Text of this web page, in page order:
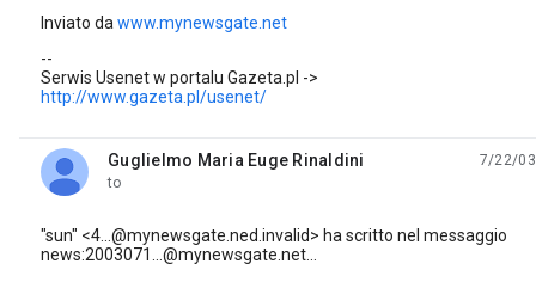
Inviato da www.mynewsgate.net
--
Serwis Usenet w portalu Gazeta.pl ->
http://www.gazeta.pl/usenet/
Guglielmo Maria Euge Rinaldini
unread,
7/22/03
to
"sun" <4...@mynewsgate.ned.invalid> ha scritto nel messaggio
news:2003071...@mynewsgate.net...